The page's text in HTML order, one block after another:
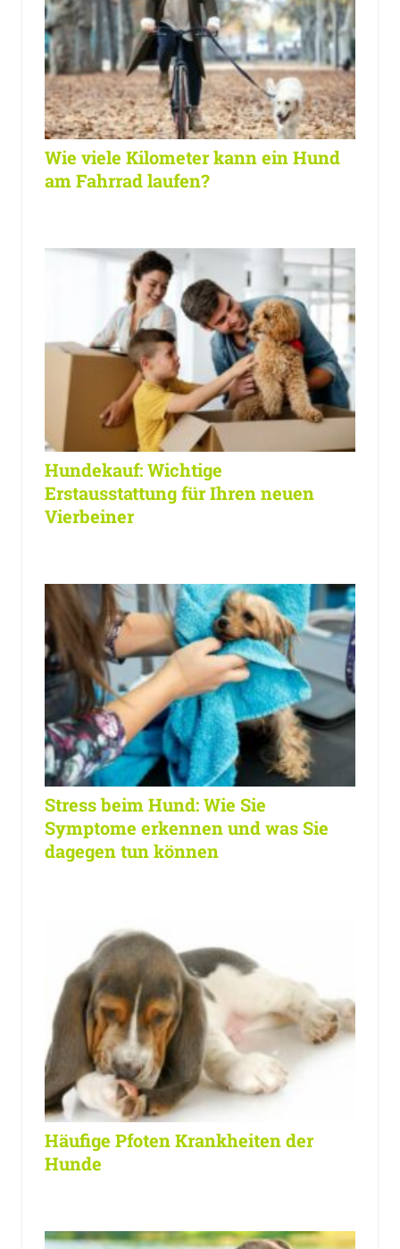
Wie viele Kilometer kann ein Hund
am Fahrrad laufen?
Hundekauf: Wichtige
Erstausstattung für Ihren neuen
Vierbeiner
Stress beim Hund: Wie Sie
Symptome erkennen und was Sie
dagegen tun können
Häufige Pfoten Krankheiten der
Hunde